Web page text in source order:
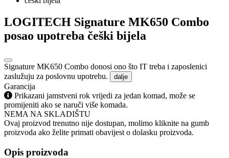
LOGITECH Signature MK650 Combo
posao upotreba češki bijela
Signature MK650 Combo donosi ono što IT treba i zaposlenici
zaslužuju za poslovnu upotrebu.
dalje
Garancija
Prikazani jamstveni rok vrijedi za jedan komad, može se
promijeniti ako se naruči više komada.
NEMA NA SKLADIŠTU
Ovaj proizvod trenutno nije dostupan, molimo kliknite na gumb
proizvoda ako želite primati obavijest o dolasku proizvoda.
Opis proizvoda